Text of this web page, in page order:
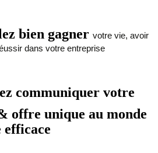
bien gagner votre vie, avoir
dans votre entreprise
communiquer votre
offre unique au monde
efficace